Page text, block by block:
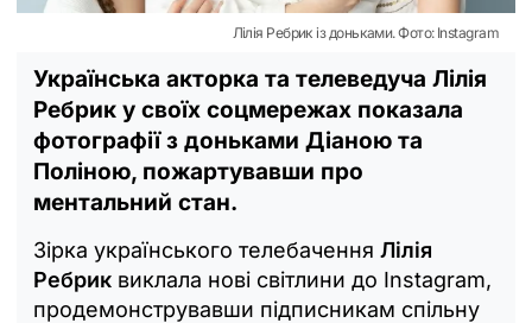
Лілія Ребрик із доньками. Фото: Instagram
Українська акторка та телеведуча Лілія
Ребрик у своїх соцмережах показала
фотографії з доньками Діаною та
Поліною, пожартувавши про
ментальний стан.
Зірка українського телебачення Лілія
Ребрик виклала нові світлини до Instagram,
продемонструвавши підписникам спільну